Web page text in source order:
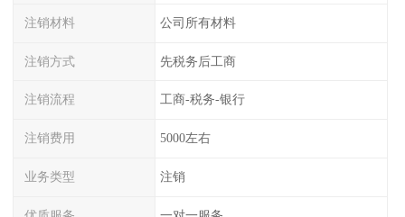
注销材料 公司所有材料
注销方式 先税务后工商
注销流程 工商-税务-银行
注销费用 5000左右
业务类型 注销